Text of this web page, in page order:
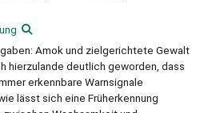
Amok und zielgerichtete Gewalt
hierzulande deutlich geworden, dass
erkennbare Warnsignale
lässt sich eine Früherkennung